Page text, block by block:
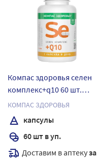
Компас здоровья селен
комплекс+q10 60 шт.
капсулы массой 210 мг
КОМПАС ЗДОРОВЬЯ
капсулы
60 шт в уп.
Доставим в аптекузавтра